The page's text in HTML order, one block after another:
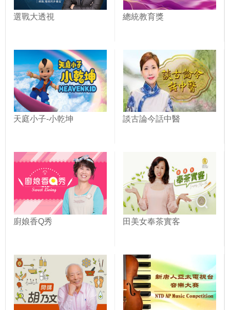
選戰大透視 總統教育獎
天庭小子-小乾坤 談古論今話中醫
廚娘香Q秀 田美女奉茶實客